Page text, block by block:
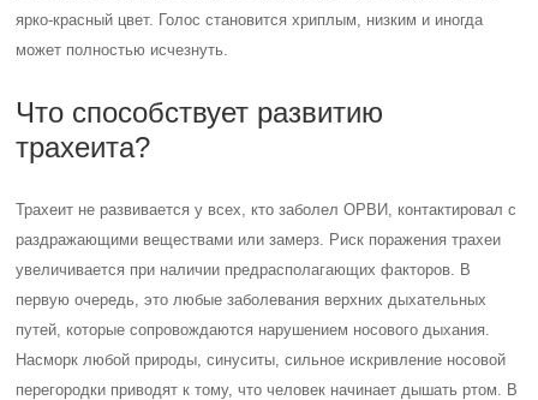
ярко-красный цвет. Голос становится хриплым, низким и иногда
может полностью исчезнуть.
Что способствует развитию
трахеита?
Трахеит не развивается у всех, кто заболел ОРВИ, контактировал с
раздражающими веществами или замерз. Риск поражения трахеи
увеличивается при наличии предрасполагающих факторов. В
первую очередь, это любые заболевания верхних дыхательных
путей, которые сопровождаются нарушением носового дыхания.
Насморк любой природы, синуситы, сильное искривление носовой
перегородки приводят к тому, что человек начинает дышать ртом. В